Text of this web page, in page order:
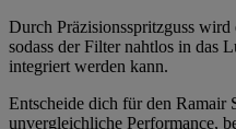
Durch Präzisionsspritzguss wird
sodass der Filter nahtlos in das
integriert werden kann.
Entscheide dich für den Ramair
unvergleichliche Performance,